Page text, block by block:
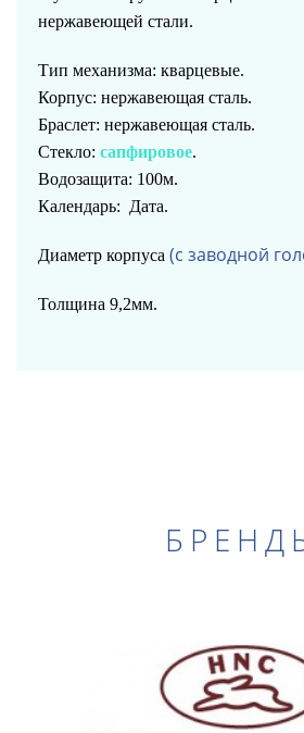
нержавеющей стали.
Тип механизма: кварцевые.
Корпус: нержавеющая сталь.
Браслет: нержавеющая сталь.
Стекло: сапфировое.
Водозащита: 100м.
Календарь: Дата.
Диаметр корпуса (с заводной
Толщина 9,2мм.